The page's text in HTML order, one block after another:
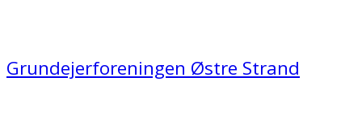
Grundejerforeningen Østre Strand